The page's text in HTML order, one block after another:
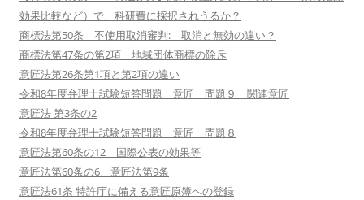
効果比較など）で、科研費に採択されうるか？
商標法第50条 不使用取消審判: 取消と無効の違い？
商標法第47条の第2項 地域団体商標の除斥
意匠法第26条第1項と第2項の違い
令和8年度弁理士試験短答問題 意匠 問題９ 関連意匠
意匠法 第3条の2
令和8年度弁理士試験短答問題 意匠 問題８
意匠法第60条の12 国際公表の効果等
意匠法第60条の6、意匠法第9条
意匠法61条 特許庁に備える意匠原簿への登録